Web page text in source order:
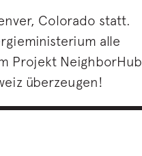
Colorado statt.
alle
Projekt NeighborHub
überzeugen!